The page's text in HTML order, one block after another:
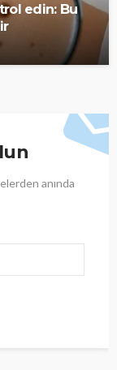
edin: Bu
anında